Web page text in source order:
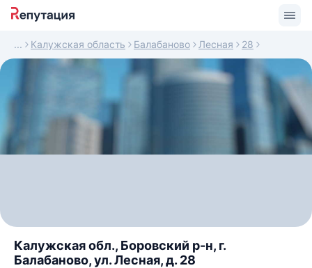
Калужская область Балабаново Лесная 28
Калужская обл., Боровский р-н, г.
Балабаново, ул. Лесная, д. 28